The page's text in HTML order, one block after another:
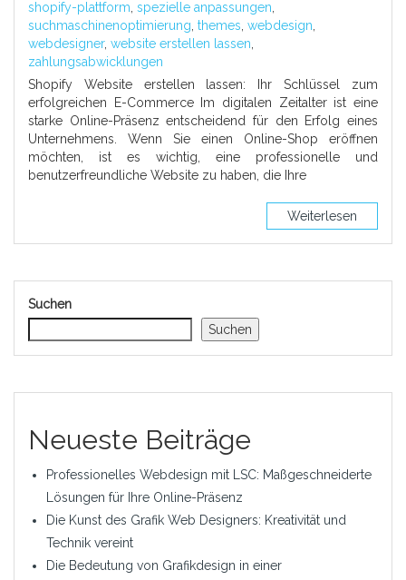
shopify-plattform spezielle anpassungen
suchmaschinenoptimierung themes webdesign
webdesigner, website erstellen lassen
zahlungsabwicklungen
Shopify Website erstellen lassen: Ihr Schlüssel zum
erfolgreichen E-Commerce Im digitalen Zeitalter ist eine
starke Online-Präsenz entscheidend für den Erfolg eines
Unternehmens. Wenn Sie einen Online-Shop eröffnen
möchten, ist es wichtig, eine professionelle und
benutzerfreundliche Website zu haben, die Ihre
Weiterlesen
Suchen
Suchen
Neueste Beiträge
Professionelles Webdesign mit LSC: Maßgeschneiderte
Lösungen für Ihre Online-Präsenz
Die Kunst des Grafik Web Designers: Kreativität und
Technik vereint
Die Bedeutung von Grafikdesign in einer